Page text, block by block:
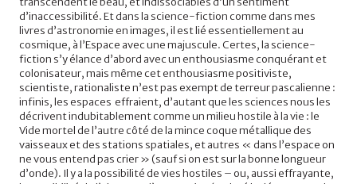
d’inaccessibilité. Et dans la science-fiction comme dans mes
livres d’astronomie en images, il est lié essentiellement au
cosmique, à l’Espace avec une majuscule. Certes, la science-
fiction s’y élance d’abord avec un enthousiasme conquérant et
colonisateur, mais même cet enthousiasme positiviste,
scientiste, rationaliste n’est pas exempt de terreur pascalienne :
infinis, les espaces effraient, d’autant que les sciences nous les
décrivent indubitablement comme un milieu hostile à la vie : le
Vide mortel de l’autre côté de la mince coque métallique des
vaisseaux et des stations spatiales, et autres « dans l’espace on
ne vous entend pas crier » (sauf si on est sur la bonne longueur
d’onde). Il y a la possibilité de vies hostiles – ou, aussi effrayante,